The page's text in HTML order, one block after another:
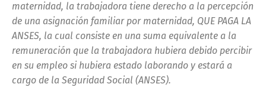
maternidad, la trabajadora tiene derecho a la percepción
de una asignación familiar por maternidad, QUE PAGA LA
ANSES, la cual consiste en una suma equivalente a la
remuneración que la trabajadora hubiera debido percibir
en su empleo si hubiera estado laborando y estará a
cargo de la Seguridad Social (ANSES).